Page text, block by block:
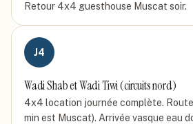
Retour 4x4 guesthouse Muscat soir.
J4
Wadi Shab et Wadi Tiwi (circuits nord)
4x4 location journée complète.
min est Muscat). Arrivée vasque eau